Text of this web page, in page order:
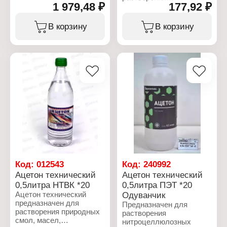
1 979,48 ₽
В корзину
нитроцеллюлозных
приготовленных на
основе полимерных
очистки и обезжиривания
поверхностей.
лакокрасочных
материалах, наносимых
при низких
температурах.
Характеристики:
Бренд: Одуванчик
Тип товара: Ацетон
Вариация: технический
Объем: 1 л
Упаковка: ПЭТ
177,92 ₽
В корзину
Код: 012543
Ацетон технический
0,5литра НТВК *20
Ацетон технический
предназначен для
растворения природных
смол, масел,
Код:240992
Ацетон технический
0,5литра ПЭТ *20
Одуванчик
Предназначен для
растворения
нитроцеллюлозных